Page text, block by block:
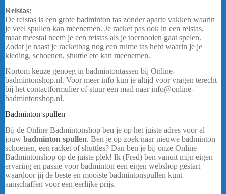
Reistas:
De reistas is een grote badminton tas zonder aparte vakken waarin
je veel spullen kan meenemen. Je racket pas ook in een reistas,
maar meestal neem je een reistas als je toernooien gaat spelen.
Zodat je naast je racketbag nog een ruime tas hebt waarin je je
kleding, schoenen, shuttle etc kan meenemen.
Kortom keuze genoeg in badmintontassen bij Online-
badmintonshop.nl. Voor meer info kun je altijd voor vragen terecht
bij het contactformulier of stuur een mail naar info@online-
badmintonshop.nl.
Badminton spullen
Bij de Online Badmintonshop ben je op het juiste adres voor al
jouw badminton spullen. Ben je op zoek naar nieuwe badminton
schoenen, een racket of shuttles? Dan ben je bij onze Online
Badmintonshop op de juiste plek! Ik (Fred) ben vanuit mijn eigen
ervaring en passie voor badminton een eigen webshop gestart
waardoor jij de beste en mooiste badmintonspullen kunt
aanschaffen voor een eerlijke prijs.